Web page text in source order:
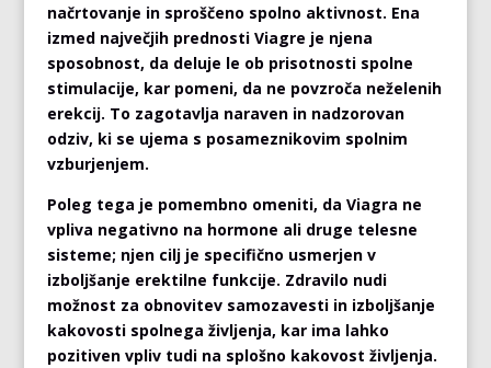
načrtovanje in sproščeno spolno aktivnost. Ena
izmed največjih prednosti Viagre je njena
sposobnost, da deluje le ob prisotnosti spolne
stimulacije, kar pomeni, da ne povzroča neželenih
erekcij. To zagotavlja naraven in nadzorovan
odziv, ki se ujema s posameznikovim spolnim
vzburjenjem.
Poleg tega je pomembno omeniti, da Viagra ne
vpliva negativno na hormone ali druge telesne
sisteme; njen cilj je specifično usmerjen v
izboljšanje erektilne funkcije. Zdravilo nudi
možnost za obnovitev samozavesti in izboljšanje
kakovosti spolnega življenja, kar ima lahko
pozitiven vpliv tudi na splošno kakovost življenja.